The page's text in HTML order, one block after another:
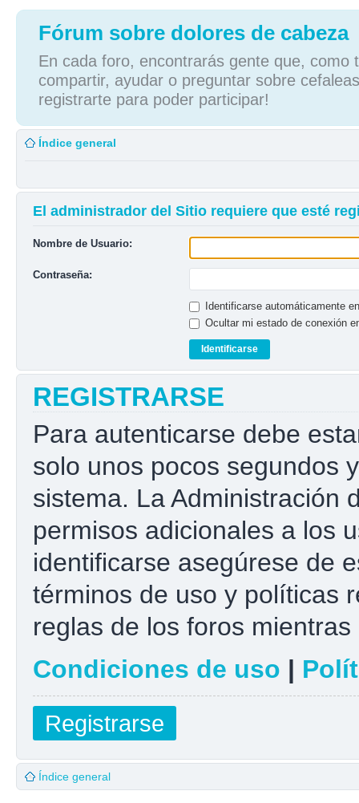
Fórum sobre dolores de cabeza
En cada foro, encontrarás gente que, como
compartir, ayudar o preguntar sobre
registrarte para poder participar!
Índice general
El administrador del Sitio requiere que esté
Nombre de Usuario:
Contraseña:
Identificarse automáticamente
Ocultar mi estado de conexión
REGISTRARSE
Para autenticarse debe
solo unos pocos segundos
sistema. La Administración
permisos adicionales a los
identificarse asegúrese de
términos de uso y políticas
reglas de los foros
Condiciones de uso |
Registrarse
Índice general